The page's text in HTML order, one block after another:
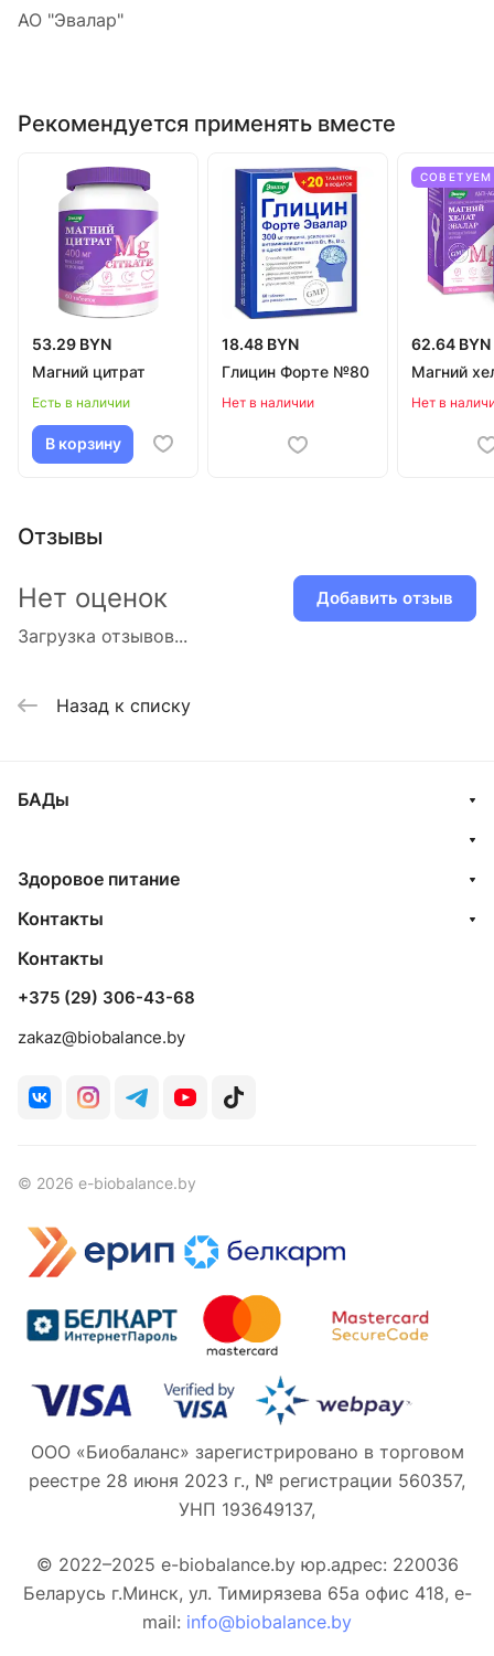
АО "Эвалар"
Рекомендуется применять вместе
53.29 BYN
Магний цитрат
Есть в наличии
В корзину
18.48 BYN
Глицин Форте №80
Нет в наличии
СОВЕТУЕМ
62.64 BYN
Магний
Нет в
Отзывы
Загрузка отзывов...
Нет оценок Добавить отзыв
Назад к списку
БАДы
Здоровое питание
Контакты
Контакты
+375 (29) 306-43-68
zakaz@biobalance.by
© 2026 e-biobalance.by
ООО «Биобаланс» зарегистрировано в торговом
реестре 28 июня 2023 г., № регистрации 560357,
УНП 193649137,
© 2022–2025 e-biobalance.by юр.адрес: 220036
Беларусь г.Минск, ул. Тимирязева 65а офис 418, e-
mail: info@biobalance.by